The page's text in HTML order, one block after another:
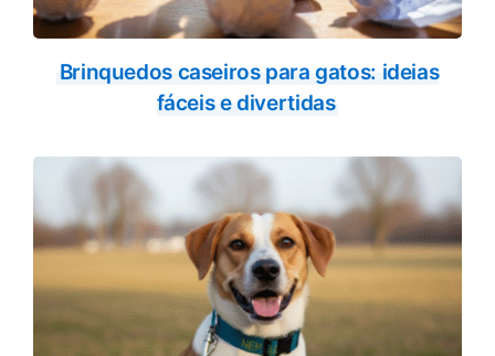
Brinquedos caseiros para gatos: ideias
fáceis e divertidas